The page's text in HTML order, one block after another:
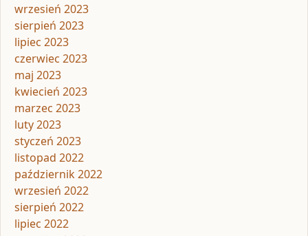
wrzesień 2023
sierpień 2023
lipiec 2023
czerwiec 2023
maj 2023
kwiecień 2023
marzec 2023
luty 2023
styczeń 2023
listopad 2022
październik 2022
wrzesień 2022
sierpień 2022
lipiec 2022